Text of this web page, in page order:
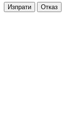
Изпрати Отказ